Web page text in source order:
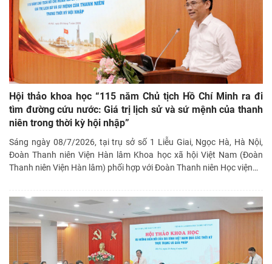
Hội thảo khoa học “115 năm Chủ tịch Hồ Chí Minh ra đi
tìm đường cứu nước: Giá trị lịch sử và sứ mệnh của thanh
niên trong thời kỳ hội nhập”
Sáng ngày 08/7/2026, tại trụ sở số 1 Liễu Giai, Ngọc Hà, Hà Nội,
Đoàn Thanh niên Viện Hàn lâm Khoa học xã hội Việt Nam (Đoàn
Thanh niên Viện Hàn lâm) phối hợp với Đoàn Thanh niên Học viện…